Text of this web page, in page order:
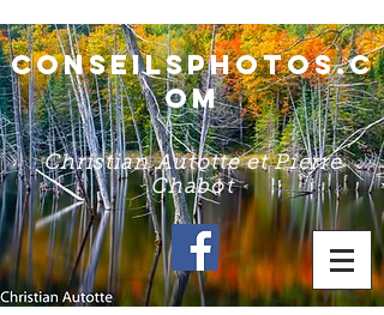
conseilsphotos.c
om
Christian Autotte et Pierre
Chabot